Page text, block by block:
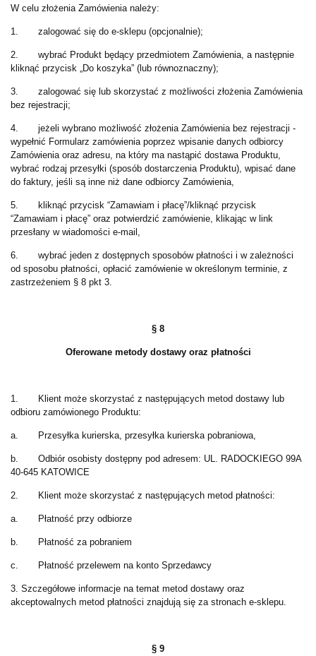
W celu złożenia Zamówienia należy:
1. zalogować się do e-sklepu (opcjonalnie);
2. wybrać Produkt będący przedmiotem Zamówienia, a następnie
kliknąć przycisk „Do koszyka” (lub równoznaczny);
3. zalogować się lub skorzystać z możliwości złożenia Zamówienia
bez rejestracji;
4. jeżeli wybrano możliwość złożenia Zamówienia bez rejestracji -
wypełnić Formularz zamówienia poprzez wpisanie danych odbiorcy
Zamówienia oraz adresu, na który ma nastąpić dostawa Produktu,
wybrać rodzaj przesyłki (sposób dostarczenia Produktu), wpisać dane
do faktury, jeśli są inne niż dane odbiorcy Zamówienia,
5. kliknąć przycisk “Zamawiam i płacę”/kliknąć przycisk
“Zamawiam i płacę” oraz potwierdzić zamówienie, klikając w link
przesłany w wiadomości e-mail,
6. wybrać jeden z dostępnych sposobów płatności i w zależności
od sposobu płatności, opłacić zamówienie w określonym terminie, z
zastrzeżeniem § 8 pkt 3.
§ 8
Oferowane metody dostawy oraz płatności
1. Klient może skorzystać z następujących metod dostawy lub
odbioru zamówionego Produktu:
a. Przesyłka kurierska, przesyłka kurierska pobraniowa,
b. Odbiór osobisty dostępny pod adresem: UL. RADOCKIEGO 99A
40-645 KATOWICE
2. Klient może skorzystać z następujących metod płatności:
a. Płatność przy odbiorze
b. Płatność za pobraniem
c. Płatność przelewem na konto Sprzedawcy
3. Szczegółowe informacje na temat metod dostawy oraz
akceptowalnych metod płatności znajdują się za stronach e-sklepu.
§ 9